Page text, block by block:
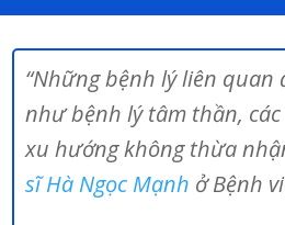
“Những bệnh lý liên quan
như bệnh lý tâm thần,
xu hướng không thừa
sĩ Hà Ngọc Mạnh ở Bệnh